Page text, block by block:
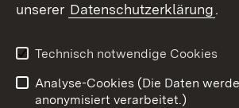
Youtube
Impressum
Kontakt
unserer Datenschutzerklärung.
Technisch notwendige Cookies
Analyse-Cookies (Die Daten
anonymisiert verarbeitet.)